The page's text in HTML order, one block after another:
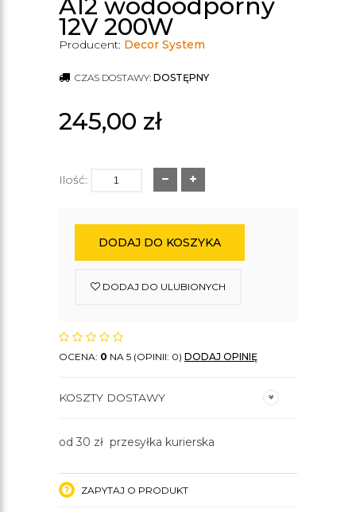
A12 wodoodporny
12V 200W
Producent: Decor System
CZAS DOSTAWY: DOSTĘPNY
245,00 zł
Ilość:
DODAJ DO KOSZYKA
DODAJ DO ULUBIONYCH
OCENA: 0 NA 5 (OPINII: 0) DODAJ OPINIĘ
KOSZTY DOSTAWY
od 30 zł przesyłka kurierska
ZAPYTAJ O PRODUKT